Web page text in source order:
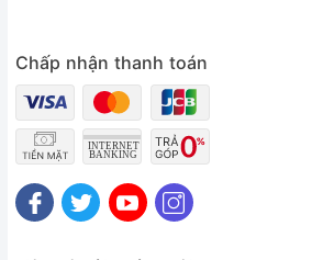
đến sự hiện đại cho không gian bếp của
khả năng chứa 12 bộ sản phẩm bát đũa
giúp tiết kiệm thời gian, phù hợp với gia
Chấp nhận thanh toán